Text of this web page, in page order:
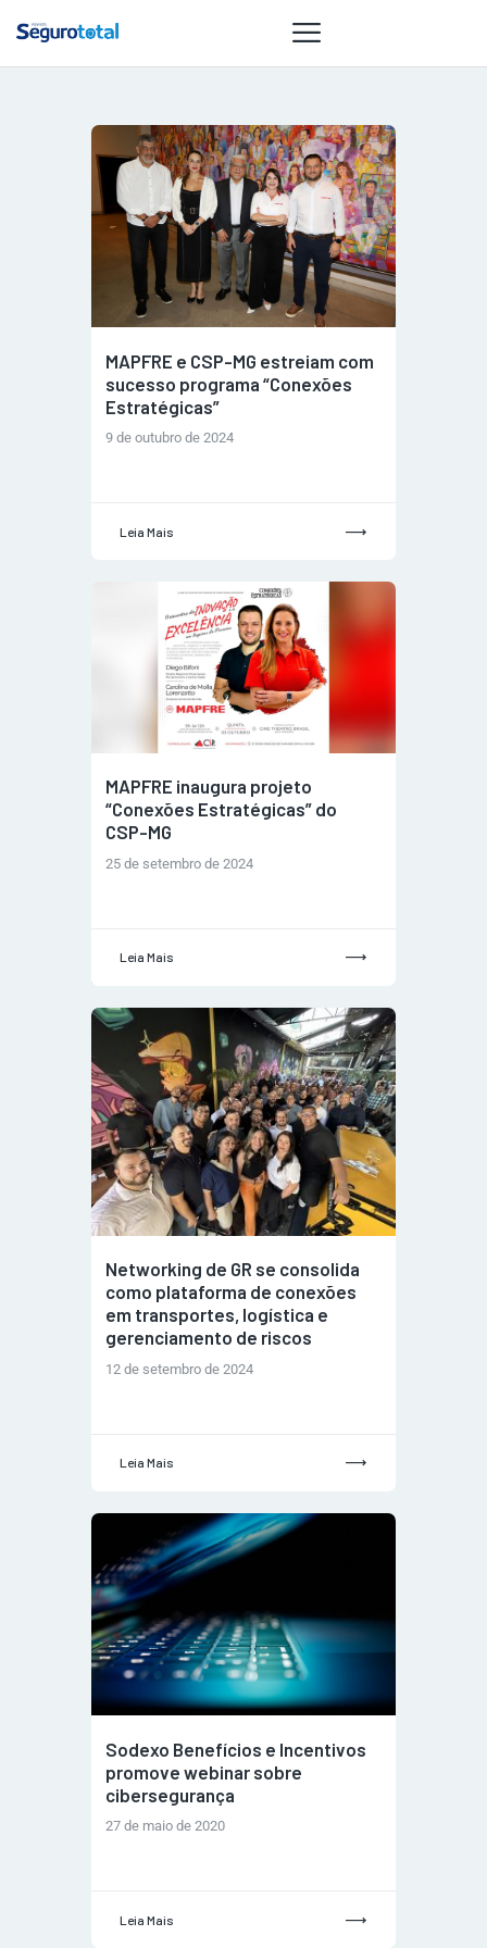
NOTÍCIAS
REVISTA
ESPECIAIS
GAIVOTA DE
OURO
ST SUMMIT
GESTORAS
HOMEST
HOME
MAPFRE e CSP-MG estreiam com
sucesso programa “Conexões
Estratégicas”
9 de outubro de 2024
Leia Mais
MAPFRE inaugura projeto
“Conexões Estratégicas” do
CSP-MG
25 de setembro de 2024
Leia Mais
Networking de GR se consolida
como plataforma de conexões
em transportes, logística e
gerenciamento de riscos
12 de setembro de 2024
Leia Mais
Sodexo Benefícios e Incentivos
promove webinar sobre
cibersegurança
27 de maio de 2020
Leia Mais